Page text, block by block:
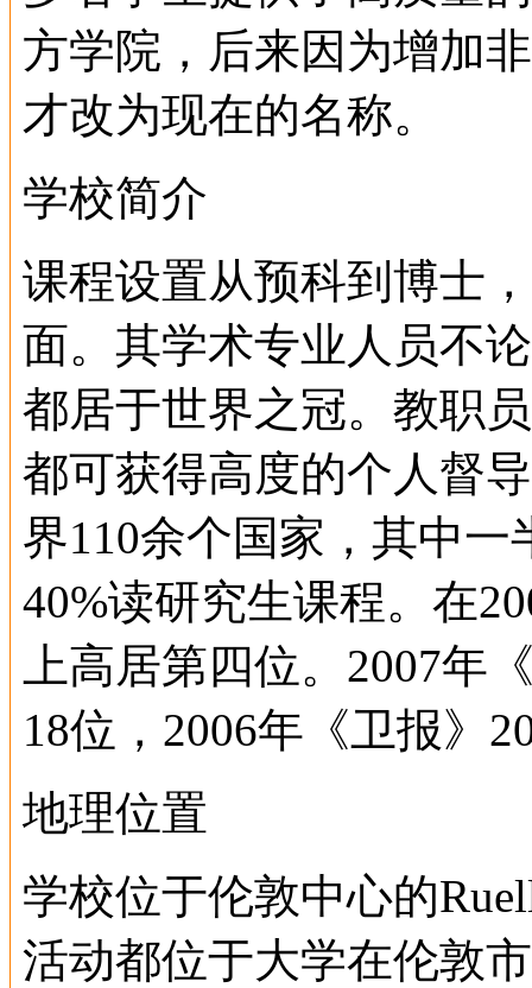
方学院，后来因为增加
才改为现在的名称。
学校简介
课程设置从预科到博士
面。其学术专业人员不
都居于世界之冠。教职
都可获得高度的个人督
界110余个国家，其中
40%读研究生课程。在
上高居第四位。2007年
18位，2006年《卫报》
地理位置
学校位于伦敦中心的
活动都位于大学在伦敦